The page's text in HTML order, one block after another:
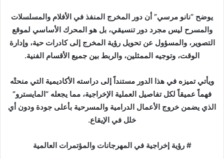
يوضح “نانو مرسي” أن دور المخرج المنفذ في الأفلام والمسلسلات
والمسرح ليس مجرد دور تنسيقي، بل هو المحرك الأساسي لموقع
التصوير، والمسؤول عن تحويل رؤية المخرج إلى كادرات حية، وإدارة
الوقت، وتوجيه الممثلين، والربط بين جميع الأقسام الفنية.
ويأتي تميزه في هذا الدور مستنداً إلى دراسته الأكاديمية التي منحتْه
فهماً عميقاً لكل تفاصيل العملية الإخراجية، مما يجعله “المايسترو”
الذي يضمن خروج الأعمال الدرامية والمسرحية بأعلى جودة ودون أي
خلل في الإيقاع.
# رؤية إخراجية في المهرجانات والمؤتمرات العالمية